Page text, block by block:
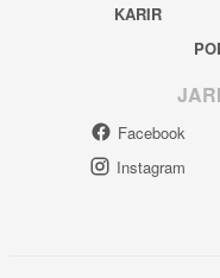
KARIR
Facebook
Instagram